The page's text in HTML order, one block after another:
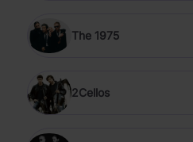
The 1975
2Cellos